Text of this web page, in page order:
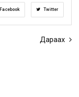
Facebook Twitter
Дараах